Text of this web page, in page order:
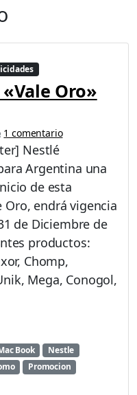
Oro»
1 comentarioe
r
o
m
c
i
ó
n
o
r
«
Nestlé
Argentina una
de esta
endrá vigencia
de Diciembre de
productos:
Chomp,
Mega, Conogol,
Book
Nestle
Promocion